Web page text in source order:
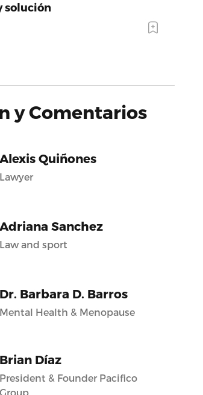
solución
y Comentarios
Alexis Quiñones
Lawyer
Adriana Sanchez
Law and sport
Dr. Barbara D. Barros
Mental Health & Menopause
Brian Díaz
President & Founder Pacifico
Group